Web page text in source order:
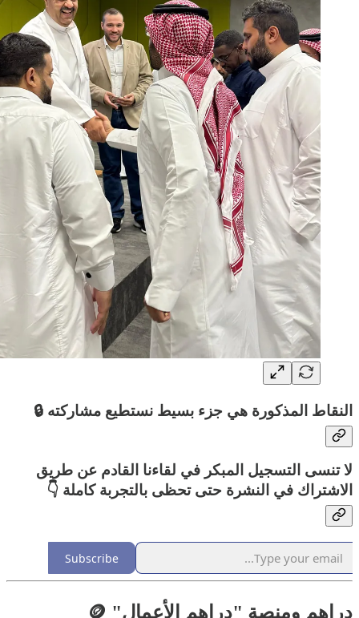
النقاط المذكورة هي جزء بسيط نستطيع مشاركته 🔒
لا تنسى التسجيل المبكر في لقاءنا القادم عن طريق
الاشتراك في النشرة حتى تحظى بالتجربة كاملة 👇
Subscribe
دراهم ومنصة "دراهم الأعمال" 🪙